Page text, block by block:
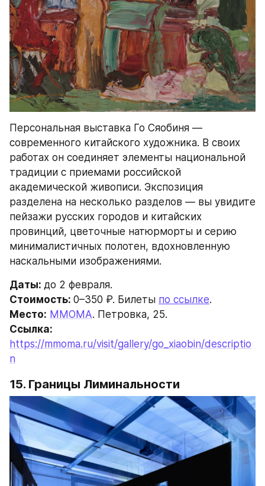
Персональная выставка Го Сяобиня —
современного китайского художника. В своих
работах он соединяет элементы национальной
традиции с приемами российской
академической живописи. Экспозиция
разделена на несколько разделов — вы увидите
пейзажи русских городов и китайских
провинций, цветочные натюрморты и серию
минималистичных полотен, вдохновленную
наскальными изображениями.
Даты: до 2 февраля.
Стоимость: 0–350 ₽. Билеты по ссылке.
Место: ММОМА. Петровка, 25.
https://mmoma.ru/visit/gallery/go_xiaobin/descriptio
n
15. Границы Лиминальности